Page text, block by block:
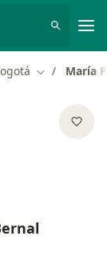
Cambiar de
María